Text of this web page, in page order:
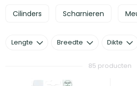
Cilinders Scharnieren
85 producten
Lengte Breedte Dikte